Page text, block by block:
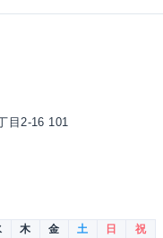
目2-16 101
木 金 土 日
祝